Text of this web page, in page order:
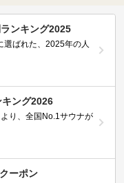
ンキング2025
選ばれた、2025年の人
ング2026
り、全国No.1サウナが
ーポン